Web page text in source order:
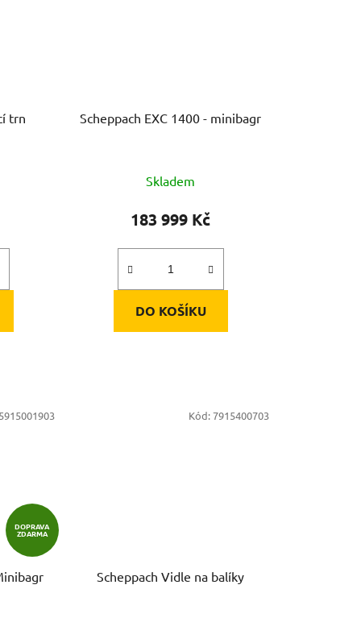
trn Scheppach EXC 1400 - minibagr
Skladem
183 999 Kč
DO KOŠÍKU
DOPRAVA
ZDARMA
5915001903
Scheppach Vidle na balíky
Kód:7915400703